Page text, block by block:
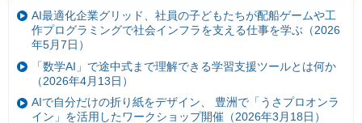
AI最適化企業グリッド、社員の子どもたちが配船ゲームや工
作プログラミングで社会インフラを支える仕事を学ぶ（2026
年5月7日）
「数学AI」で途中式まで理解できる学習支援ツールとは何か
（2026年4月13日）
AIで自分だけの折り紙をデザイン、 豊洲で「うさプロオンラ
イン」を活用したワークショップ開催（2026年3月18日）